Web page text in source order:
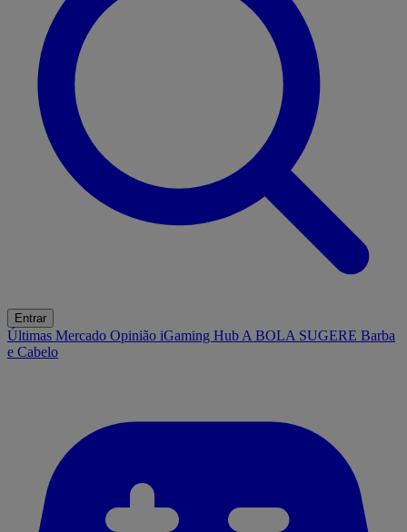
Entrar
Últimas Mercado Opinião iGaming Hub A BOLA SUGERE Barba
e Cabelo